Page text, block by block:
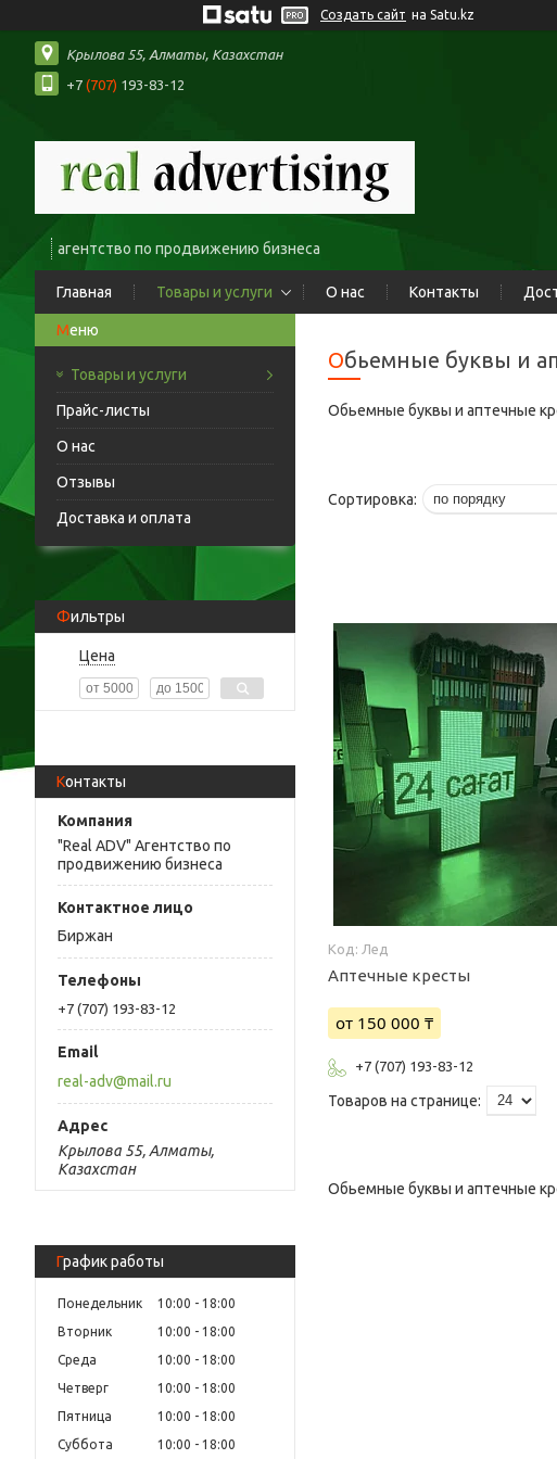
Создать сайт на Satu.kz
Крылова 55, Алматы, Казахстан
+7 (707) 193-83-12
агентство по продвижению бизнеса
Главная Товары и услуги О нас Контакты
Товары и услуги
Прайс-листы
О нас
Отзывы
Доставка и оплата
Фильтры
Цена
Контакты
"Real ADV" Агентство по
продвижению бизнеса
Биржан
+7 (707) 193-83-12
real-adv@mail.ru
Крылова 55, Алматы,
Казахстан
График работы
Понедельник 10:00
18:00
Вторник
10:00
18:00
Среда
10:00
18:00
Четверг
10:00
18:00
Пятница
10:00
18:00
Суббота
10:00 18:00
Обьемные буквы и
Обьемные буквы и аптечные
Лед
Аптечные кресты
от 150 000 ₸
+7 (707) 193-83-12
Обьемные буквы и аптечные